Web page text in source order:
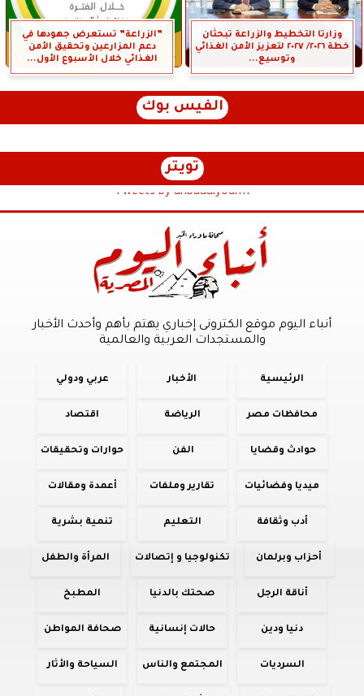
وزارتا التخطيط والزراعة تبحثان
خطة ٢٠٢٦/ ٢٠٢٧ لتعزيز الأمن الغذائي
وتوسيع...
”الزراعة” تستعرض جهودها في
دعم المزارعين وتحقيق الأمن
الغذائي خلال الأسبوع الأول...
الفيس بوك
تويتر
Tweets by anbaaalyoum1
أنباء اليوم موقع الكترونى إخباري يهتم بأهم وأحدث الأخبار
والمستجدات العربية والعالمية
الرئيسية الأخبار عربي ودولي
محافظات مصر الرياضة اقتصاد
حوادث وقضايا الفن حوارات وتحقيقات
ميديا وفضائيات تقارير وملفات أعمدة ومقالات
أدب وثقافة التعليم تنمية بشرية
أحزاب وبرلمان تكنولوجيا و إتصالات المرأة والطفل
أناقة الرجل صحتك بالدنيا المطبخ
دنيا ودين حالات إنسانية صحافة المواطن
السرديات المجتمع والناس السياحة والأثار